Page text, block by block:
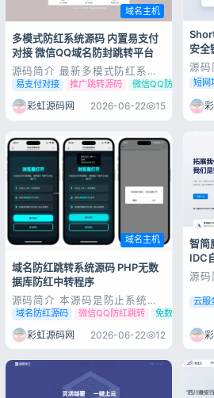
域名主机
多模式防红系统源码 内置易支付
对接 微信QQ域名防封跳转平台
源码简介 最新多模式防红系统
源码+对接易支付 支持直链/跳
转/短链接，使用本系统红了的
域名可在微信和QQ直接打开，
系统带访问记录列表，可查看访
付功能 系统使用的是PHP语
言，支付对接的是易支付 防红
接口可用自...
易支付对接 推广跳转源码 微信QQ防红短链
彩虹源码网 2026-06-22 15
安全
源
于
务
缩
接。
靠
短网
域名主机
域名防红跳转系统源码 PHP无数
据库防红中转程序
源码简介 本源码是防止系统检
测的，目的是防红，需要你的域
名是还没有红的状态，页面挺美
观的测试环境：PHP安卓微信打
开直接会自动提示跳转浏览器，
手动点击跳转适合用在微信，单
index.php文件域名防红跳转系
域名防红源码 微信QQ防红跳转 免数据库防红程
彩虹源码网 2026-06-22 12
智简
IDC
源码
题，
主打
套
台
c...
云服
没有账号？立即注册
记住登录
登录
用户协议